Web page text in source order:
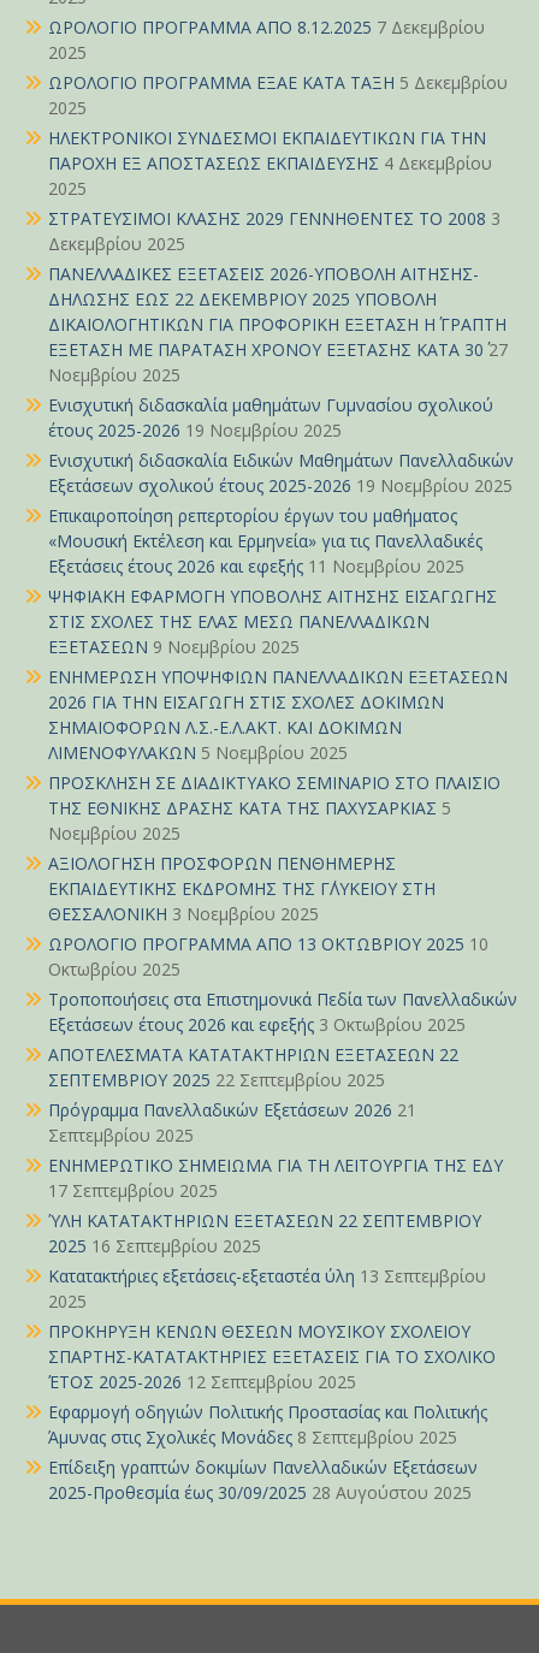
ΩΡΟΛΟΓΙΟ ΠΡΟΓΡΑΜΜΑ ΑΠΟ 8.12.2025 7 Δεκεμβρίου
2025
ΩΡΟΛΟΓΙΟ ΠΡΟΓΡΑΜΜΑ ΕΞΑΕ ΚΑΤΑ ΤΑΞΗ 5 Δεκεμβρίου
2025
ΗΛΕΚΤΡΟΝΙΚΟΙ ΣΥΝΔΕΣΜΟΙ ΕΚΠΑΙΔΕΥΤΙΚΩΝ ΓΙΑ ΤΗΝ
ΠΑΡΟΧΗ ΕΞ ΑΠΟΣΤΑΣΕΩΣ ΕΚΠΑΙΔΕΥΣΗΣ 4 Δεκεμβρίου
2025
ΣΤΡΑΤΕΥΣΙΜΟΙ ΚΛΑΣΗΣ 2029 ΓΕΝΝΗΘΕΝΤΕΣ ΤΟ 2008 3
Δεκεμβρίου 2025
ΠΑΝΕΛΛΑΔΙΚΕΣ ΕΞΕΤΑΣΕΙΣ 2026-ΥΠΟΒΟΛΗ ΑΙΤΗΣΗΣ-
ΔΗΛΩΣΗΣ ΕΩΣ 22 ΔΕΚΕΜΒΡΙΟΥ 2025 ΥΠΟΒΟΛΗ
ΔΙΚΑΙΟΛΟΓΗΤΙΚΩΝ ΓΙΑ ΠΡΟΦΟΡΙΚΗ ΕΞΕΤΑΣΗ Η΄ ΓΡΑΠΤΗ
ΕΞΕΤΑΣΗ ΜΕ ΠΑΡΑΤΑΣΗ ΧΡΟΝΟΥ ΕΞΕΤΑΣΗΣ ΚΑΤΑ 30΄ 27
Νοεμβρίου 2025
Ενισχυτική διδασκαλία μαθημάτων Γυμνασίου σχολικού
έτους 2025-2026 19 Νοεμβρίου 2025
Ενισχυτική διδασκαλία Ειδικών Μαθημάτων Πανελλαδικών
Εξετάσεων σχολικού έτους 2025-2026 19 Νοεμβρίου 2025
Επικαιροποίηση ρεπερτορίου έργων του μαθήματος
«Μουσική Εκτέλεση και Ερμηνεία» για τις Πανελλαδικές
Εξετάσεις έτους 2026 και εφεξής 11 Νοεμβρίου 2025
ΨΗΦΙΑΚΗ ΕΦΑΡΜΟΓΗ ΥΠΟΒΟΛΗΣ ΑΙΤΗΣΗΣ ΕΙΣΑΓΩΓΗΣ
ΣΤΙΣ ΣΧΟΛΕΣ ΤΗΣ ΕΛΑΣ ΜΕΣΩ ΠΑΝΕΛΛΑΔΙΚΩΝ
ΕΞΕΤΑΣΕΩΝ 9 Νοεμβρίου 2025
ΕΝΗΜΕΡΩΣΗ ΥΠΟΨΗΦΙΩΝ ΠΑΝΕΛΛΑΔΙΚΩΝ ΕΞΕΤΑΣΕΩΝ
2026 ΓΙΑ ΤΗΝ ΕΙΣΑΓΩΓΗ ΣΤΙΣ ΣΧΟΛΕΣ ΔΟΚΙΜΩΝ
ΣΗΜΑΙΟΦΟΡΩΝ Λ.Σ.-Ε.Λ.ΑΚΤ. ΚΑΙ ΔΟΚΙΜΩΝ
ΛΙΜΕΝΟΦΥΛΑΚΩΝ 5 Νοεμβρίου 2025
ΠΡΟΣΚΛΗΣΗ ΣΕ ΔΙΑΔΙΚΤΥΑΚΟ ΣΕΜΙΝΑΡΙΟ ΣΤΟ ΠΛΑΙΣΙΟ
ΤΗΣ ΕΘΝΙΚΗΣ ΔΡΑΣΗΣ ΚΑΤΑ ΤΗΣ ΠΑΧΥΣΑΡΚΙΑΣ 5
Νοεμβρίου 2025
ΑΞΙΟΛΟΓΗΣΗ ΠΡΟΣΦΟΡΩΝ ΠΕΝΘΗΜΕΡΗΣ
ΕΚΠΑΙΔΕΥΤΙΚΗΣ ΕΚΔΡΟΜΗΣ ΤΗΣ Γ΄ΛΥΚΕΙΟΥ ΣΤΗ
ΘΕΣΣΑΛΟΝΙΚΗ 3 Νοεμβρίου 2025
ΩΡΟΛΟΓΙΟ ΠΡΟΓΡΑΜΜΑ ΑΠΟ 13 ΟΚΤΩΒΡΙΟΥ 2025 10
Οκτωβρίου 2025
Τροποποιήσεις στα Επιστημονικά Πεδία των Πανελλαδικών
Εξετάσεων έτους 2026 και εφεξής 3 Οκτωβρίου 2025
ΑΠΟΤΕΛΕΣΜΑΤΑ ΚΑΤΑΤΑΚΤΗΡΙΩΝ ΕΞΕΤΑΣΕΩΝ 22
ΣΕΠΤΕΜΒΡΙΟΥ 2025 22 Σεπτεμβρίου 2025
Πρόγραμμα Πανελλαδικών Εξετάσεων 2026 21
Σεπτεμβρίου 2025
ΕΝΗΜΕΡΩΤΙΚΟ ΣΗΜΕΙΩΜΑ ΓΙΑ ΤΗ ΛΕΙΤΟΥΡΓΙΑ ΤΗΣ ΕΔΥ
17 Σεπτεμβρίου 2025
ΎΛΗ ΚΑΤΑΤΑΚΤΗΡΙΩΝ ΕΞΕΤΑΣΕΩΝ 22 ΣΕΠΤΕΜΒΡΙΟΥ
2025 16 Σεπτεμβρίου 2025
Κατατακτήριες εξετάσεις-εξεταστέα ύλη 13 Σεπτεμβρίου
2025
ΠΡΟΚΗΡΥΞΗ ΚΕΝΩΝ ΘΕΣΕΩΝ ΜΟΥΣΙΚΟΥ ΣΧΟΛΕΙΟΥ
ΣΠΑΡΤΗΣ-ΚΑΤΑΤΑΚΤΗΡΙΕΣ ΕΞΕΤΑΣΕΙΣ ΓΙΑ ΤΟ ΣΧΟΛΙΚΟ
ΈΤΟΣ 2025-2026 12 Σεπτεμβρίου 2025
Εφαρμογή οδηγιών Πολιτικής Προστασίας και Πολιτικής
Άμυνας στις Σχολικές Μονάδες 8 Σεπτεμβρίου 2025
Επίδειξη γραπτών δοκιμίων Πανελλαδικών Εξετάσεων
2025-Προθεσμία έως 30/09/2025 28 Αυγούστου 2025